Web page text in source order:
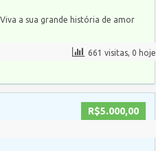
a sua grande história de amor
661 visitas, 0 hoje
R$5.000,00